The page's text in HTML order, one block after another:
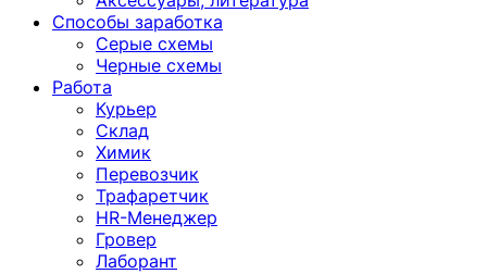
Способы заработка
Серые схемы
Черные схемы
Работа
Курьер
Склад
Химик
Перевозчик
Трафаретчик
HR-Менеджер
Гровер
Лаборант